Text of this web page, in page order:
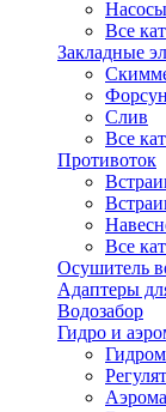
Все
Закладные
Слив
Все
Противоток
Все
Осушитель
Адаптеры
Водозабор
Гидро и